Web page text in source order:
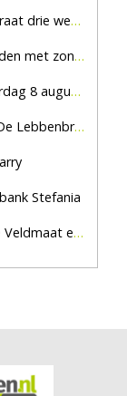
doorgaand verkeer
zon en droog
Haaksbergen
Stefania
en De Pas